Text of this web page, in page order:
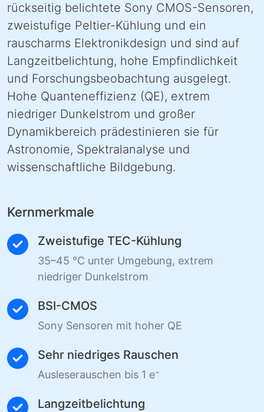
rückseitig belichtete Sony CMOS-Sensoren,
zweistufige Peltier-Kühlung und ein
rauscharms Elektronikdesign und sind auf
Langzeitbelichtung, hohe Empfindlichkeit
und Forschungsbeobachtung ausgelegt.
Hohe Quanteneffizienz (QE), extrem
niedriger Dunkelstrom und großer
Dynamikbereich prädestinieren sie für
Astronomie, Spektralanalyse und
wissenschaftliche Bildgebung.
Kernmerkmale
Zweistufige TEC-Kühlung
35–45 °C unter Umgebung, extrem
niedriger Dunkelstrom
BSI-CMOS
Sony Sensoren mit hoher QE
Sehr niedriges Rauschen
Ausleserauschen bis 1 e⁻
Langzeitbelichtung